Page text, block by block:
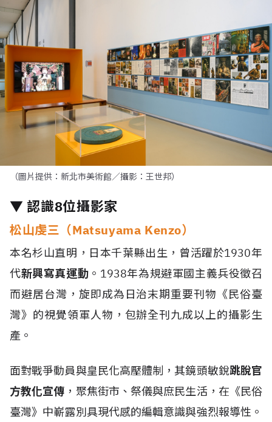
（圖片提供：新北市美術館／攝影：王世邦）
▼ 認識8位攝影家
松山虔三（Matsuyama Kenzo）
本名杉山直明，日本千葉縣出生，曾活躍於1930年
代新興寫真運動 。1938年為規避軍國主義兵役徵召
而避居台灣，旋即成為日治末期重要刊物《民俗臺
灣》的視覺領軍人物，包辦全刊九成以上的攝影生
產。
面對戰爭動員與皇民化高壓體制，其鏡頭敏銳跳脫官
方教化宣傳 ，聚焦街市、祭儀與庶民生活，在《民俗
臺灣》中嶄露別具現代感的編輯意識與強烈報導性。